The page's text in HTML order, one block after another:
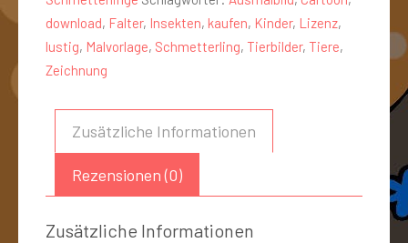
download, Falter, Insekten, kaufen, Kinder, Lizenz,
lustig, Malvorlage, Schmetterling, Tierbilder, Tiere,
Zeichnung
Zusätzliche Informationen
Rezensionen (0)
Zusätzliche Informationen